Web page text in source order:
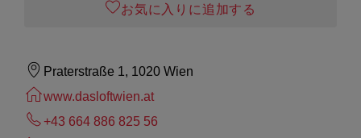
お気に入りに追加する
Praterstraße 1, 1020 Wien
www.dasloftwien.at
+43 664 886 825 56